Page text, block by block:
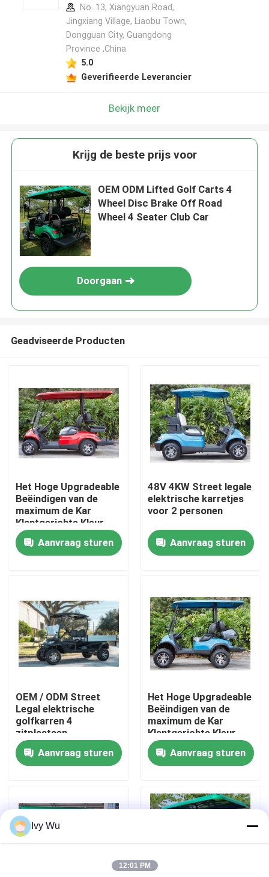
Huis
Ongeveer ons
Fabrieksreis
Contact de V.S.
Nieuws
De Zijspiegels van de golfkar
Het Wieldekking van de golfkar
Het Dashboard van de golfkar
No. 13, Xiangyuan Road,
Jingxiang Village, Liaobu Town,
Dongguan City, Guangdong
Province ,China
5.0
Geverifieerde Leverancier
Bekijk meer
Krijg de beste prijs voor
OEM ODM Lifted Golf Carts 4
Wheel Disc Brake Off Road
Wheel 4 Seater Club Car
Doorgaan
Geadviseerde Producten
Het Hoge Upgradeable
Beëindigen van de
maximum de Kar
Klantgerichte Kleur
van het
Snelheids30mph
Elektrische Golf
Aanvraag sturen
48V 4KW Street legale
elektrische karretjes
voor 2 personen
Aanvraag sturen
OEM / ODM Street
Legal elektrische
golfkarren 4
zitplaatsen
Aanvraag sturen
Het Hoge Upgradeable
Beëindigen van de
maximum de Kar
Klantgerichte Kleur
van het Snelheids
Elektrische 30mph
Golf
Aanvraag sturen
Ivy Wu
12:01 PM